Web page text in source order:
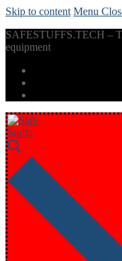
Skip to content Menu
SAFESTUFFS.TECH –
equipment